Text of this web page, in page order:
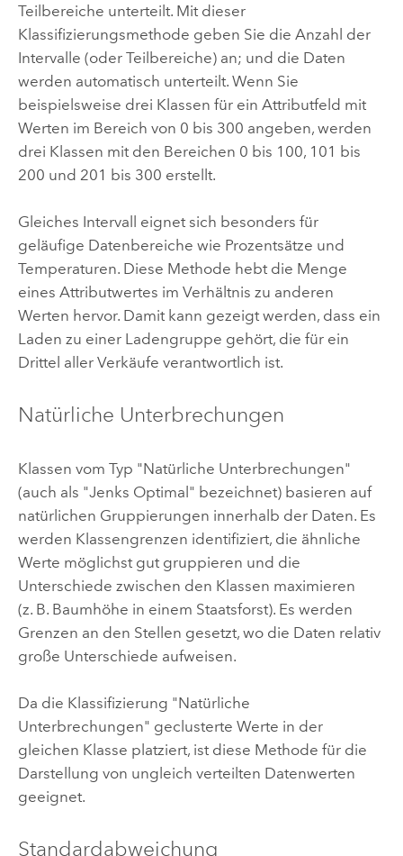
Teilbereiche unterteilt. Mit dieser
Klassifizierungsmethode geben Sie die Anzahl der
Intervalle (oder Teilbereiche) an; und die Daten
werden automatisch unterteilt. Wenn Sie
beispielsweise drei Klassen für ein Attributfeld mit
Werten im Bereich von 0 bis 300 angeben, werden
drei Klassen mit den Bereichen 0 bis 100, 101 bis
200 und 201 bis 300 erstellt.
Gleiches Intervall eignet sich besonders für
geläufige Datenbereiche wie Prozentsätze und
Temperaturen. Diese Methode hebt die Menge
eines Attributwertes im Verhältnis zu anderen
Werten hervor. Damit kann gezeigt werden, dass ein
Laden zu einer Ladengruppe gehört, die für ein
Drittel aller Verkäufe verantwortlich ist.
Natürliche Unterbrechungen
Klassen vom Typ "Natürliche Unterbrechungen"
(auch als "Jenks Optimal" bezeichnet) basieren auf
natürlichen Gruppierungen innerhalb der Daten. Es
werden Klassengrenzen identifiziert, die ähnliche
Werte möglichst gut gruppieren und die
Unterschiede zwischen den Klassen maximieren
(z. B. Baumhöhe in einem Staatsforst). Es werden
Grenzen an den Stellen gesetzt, wo die Daten relativ
große Unterschiede aufweisen.
Da die Klassifizierung "Natürliche
Unterbrechungen" geclusterte Werte in der
gleichen Klasse platziert, ist diese Methode für die
Darstellung von ungleich verteilten Datenwerten
geeignet.
Standardabweichung